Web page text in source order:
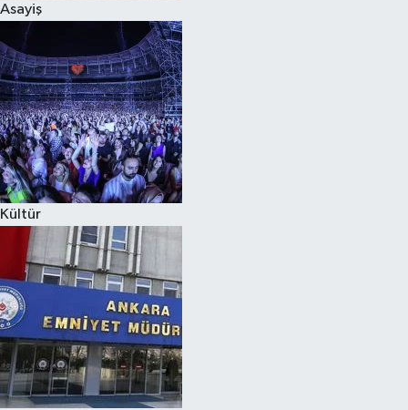
Asayiş
Kültür
Teknoloji
Televizyon
Yaşam-Çevre